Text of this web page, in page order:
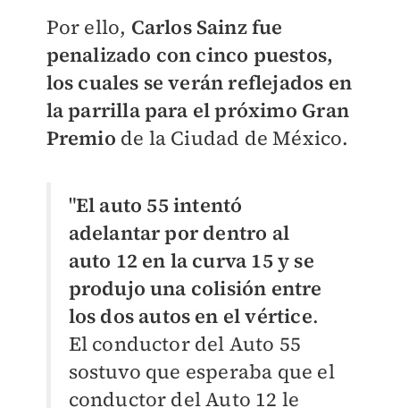
Por ello, Carlos Sainz fue
penalizado con cinco puestos,
los cuales se verán reflejados en
la parrilla para el próximo Gran
Premio de la Ciudad de México.
"El auto 55 intentó
adelantar por dentro al
auto 12 en la curva 15 y se
produjo una colisión entre
los dos autos en el vértice.
El conductor del Auto 55
sostuvo que esperaba que el
conductor del Auto 12 le